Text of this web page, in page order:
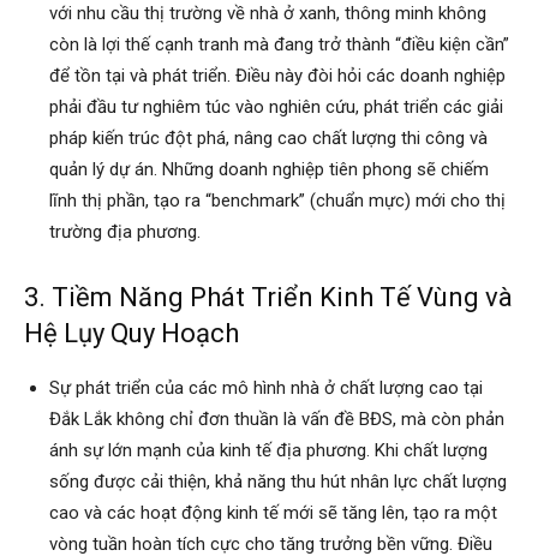
với nhu cầu thị trường về nhà ở xanh, thông minh không
còn là lợi thế cạnh tranh mà đang trở thành “điều kiện cần”
để tồn tại và phát triển. Điều này đòi hỏi các doanh nghiệp
phải đầu tư nghiêm túc vào nghiên cứu, phát triển các giải
pháp kiến trúc đột phá, nâng cao chất lượng thi công và
quản lý dự án. Những doanh nghiệp tiên phong sẽ chiếm
lĩnh thị phần, tạo ra “benchmark” (chuẩn mực) mới cho thị
trường địa phương.
3. Tiềm Năng Phát Triển Kinh Tế Vùng và
Hệ Lụy Quy Hoạch
Sự phát triển của các mô hình nhà ở chất lượng cao tại
Đắk Lắk không chỉ đơn thuần là vấn đề BĐS, mà còn phản
ánh sự lớn mạnh của kinh tế địa phương. Khi chất lượng
sống được cải thiện, khả năng thu hút nhân lực chất lượng
cao và các hoạt động kinh tế mới sẽ tăng lên, tạo ra một
vòng tuần hoàn tích cực cho tăng trưởng bền vững. Điều